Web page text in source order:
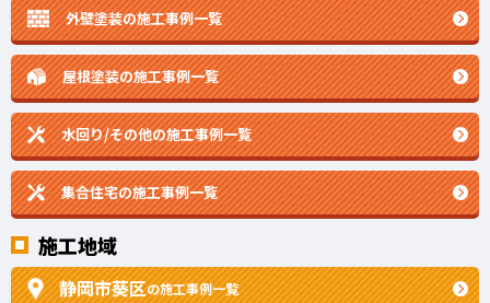
外壁塗装の施工事例一覧
屋根塗装の施工事例一覧
水回り/その他の施工事例一覧
集合住宅の施工事例一覧
施工地域
静岡市葵区の施工事例一覧